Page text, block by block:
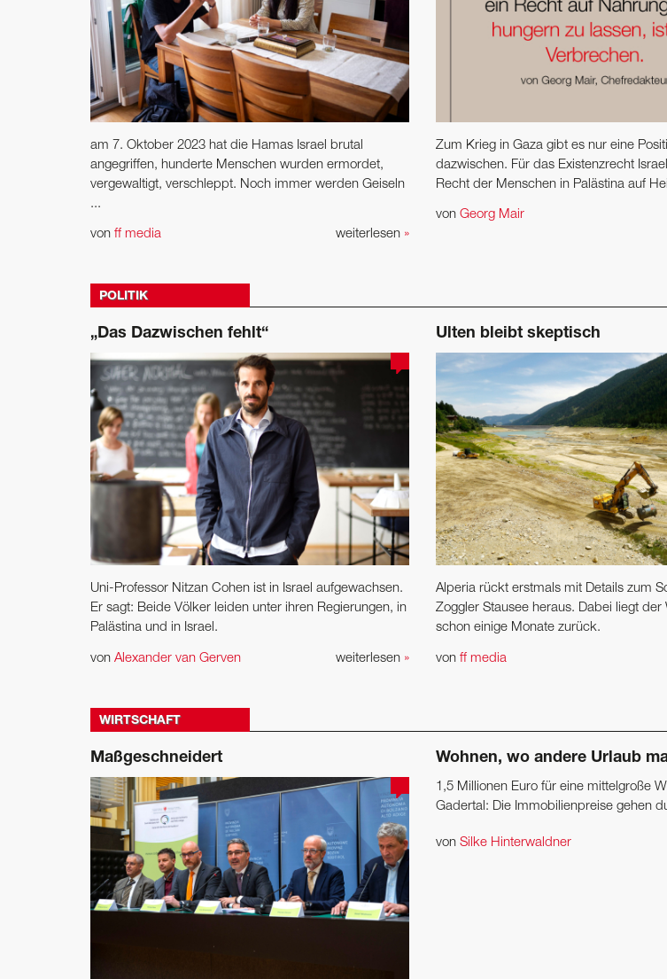
am 7. Oktober 2023 hat die Hamas Israel brutal
angegriffen, hunderte Menschen wurden ermordet,
vergewaltigt, verschleppt. Noch immer werden Geiseln
...
weiterlesen »
von ff media
Zum Krieg in Gaza gibt es nur eine
dazwischen. Für das Existenzrecht
Recht der Menschen in Palästina auf
von Georg Mair
POLITIK
„Das Dazwischen fehlt“
Uni-Professor Nitzan Cohen ist in Israel aufgewachsen.
Er sagt: Beide Völker ­leiden unter ihren Regierungen, in
Palästina und in Israel.
weiterlesen »
von Alexander van Gerven
Ulten bleibt skeptisch
Alperia rückt erstmals mit Details zum
Zoggler Stausee heraus. Dabei liegt der
schon einige Monate zurück.
von ff media
WIRTSCHAFT
Maßgeschneidert Wohnen, wo andere Urlaub
1,5 Millionen Euro für eine mittelgroße
Gadertal: Die Immobilienpreise gehen
von Silke Hinterwaldner